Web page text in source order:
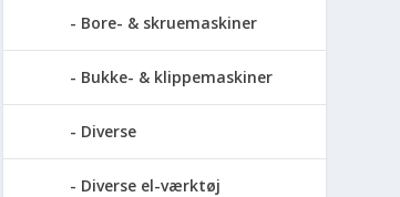
Bore- & skruemaskiner
Bukke- & klippemaskiner
Diverse
Diverse el-værktøj